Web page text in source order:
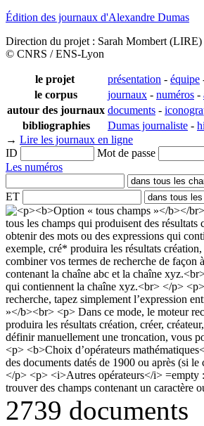
Édition des journaux d'Alexandre Dumas
Direction du projet : Sarah Mombert (LIRE)
© CNRS / ENS-Lyon
le projet présentation - équipe
le corpus
journaux - numéros -
autour des journaux documents -
bibliographies
Dumas journaliste -
→ Lire les journaux en ligne
ID
Mot de passe
Les numéros
ET
2739 documents